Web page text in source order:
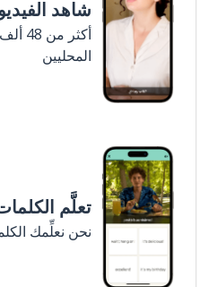
شاهد
المحليين
تعلَّم
نحن نعلِّمك